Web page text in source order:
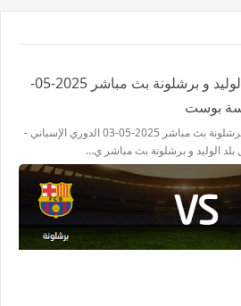
مشاهدة مباراة ريال بلد الوليد و برشلونة بث مباشر 2025-05-
مشاهدة مباراة ريال بلد الوليد و برشلونة بث مباشر 2025-05-03 الدوري الإسباني -
الوليد و برشلونة بث مباشر ي…